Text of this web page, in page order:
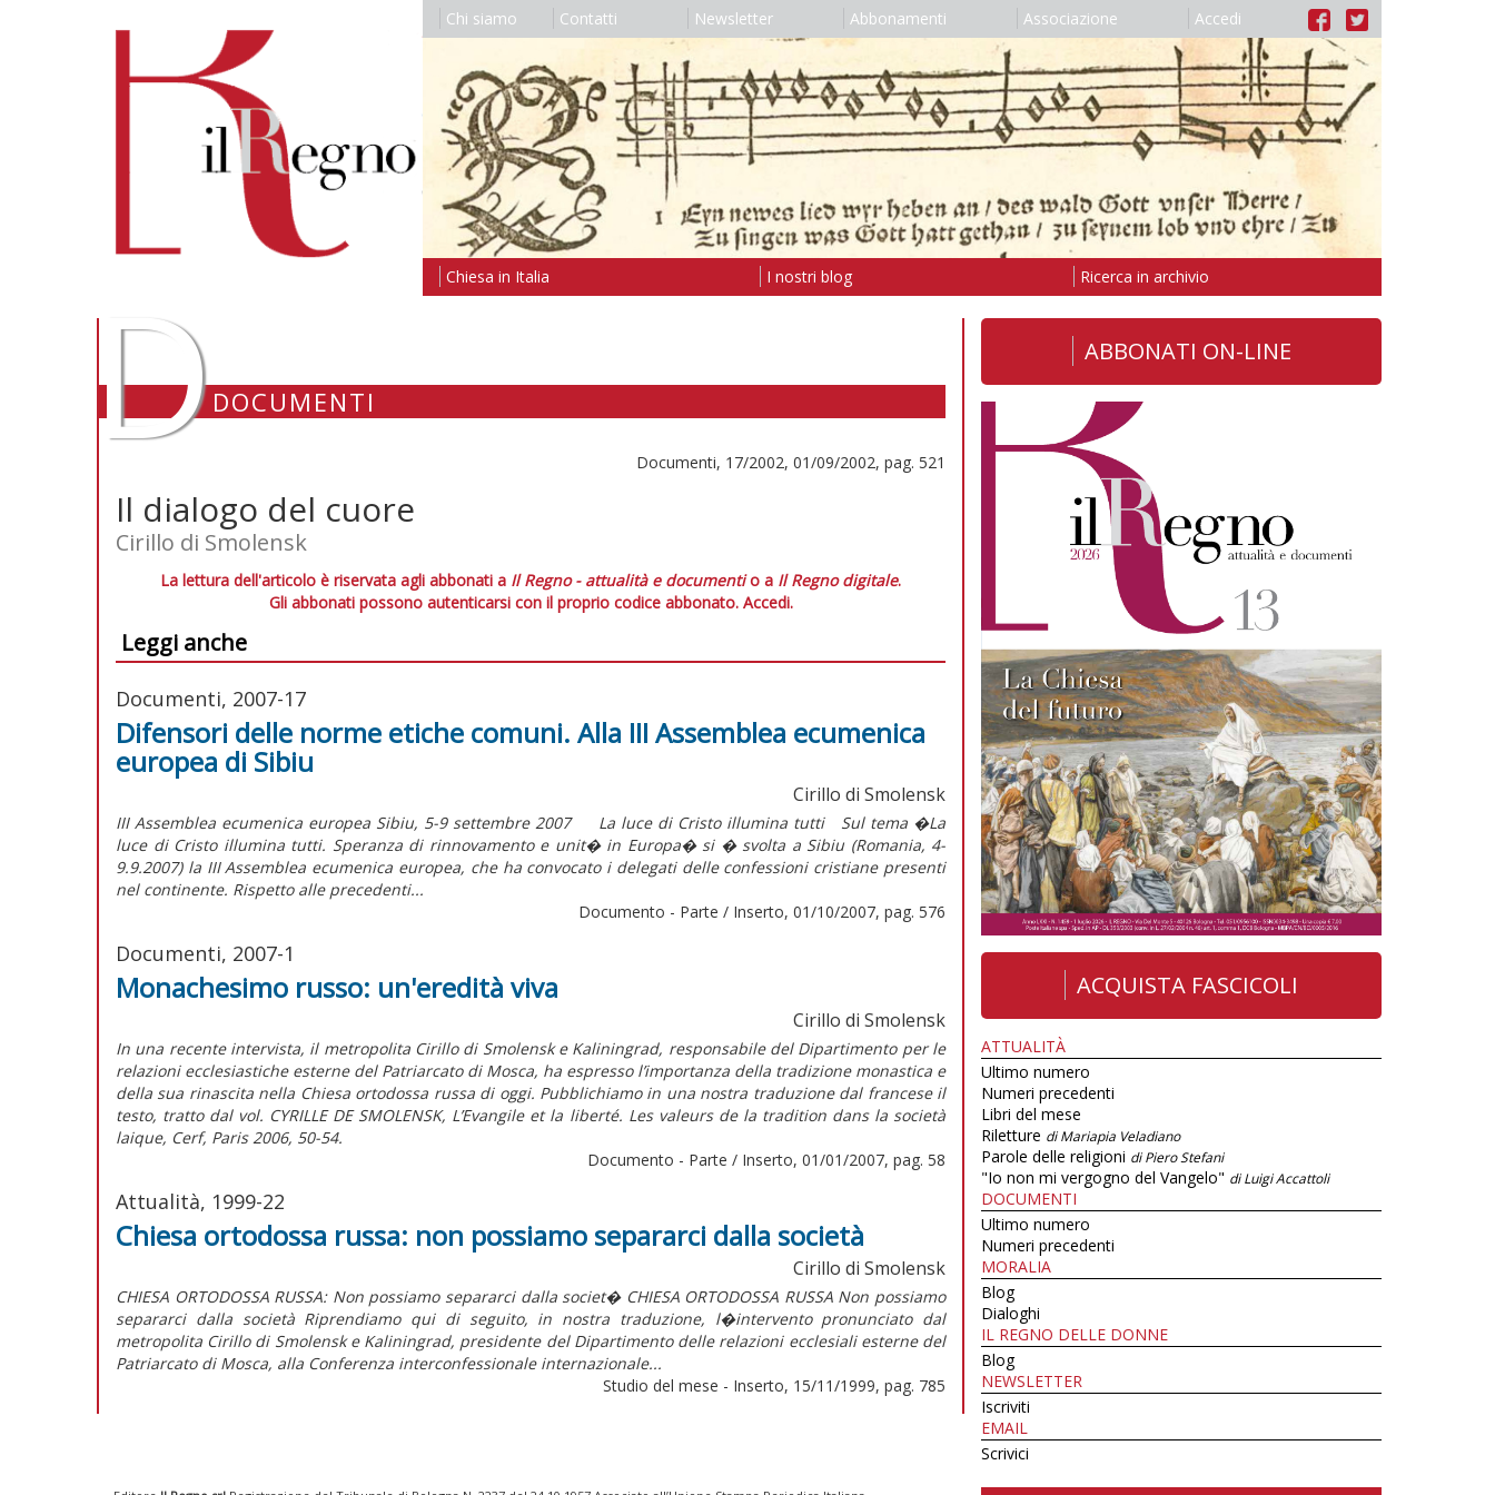
Chi siamo Contatti Newsletter Abbonamenti Associazione Accedi
Chiesa in Italia I nostri blog Ricerca in archivio
DDOCUMENTI
Documenti, 17/2002, 01/09/2002, pag. 521
Il dialogo del cuore
Cirillo di Smolensk
La lettura dell'articolo è riservata agli abbonati a Il Regno - attualità e documentio a Il Regno digitale.
Gli abbonati possono autenticarsi con il proprio codice abbonato. Accedi.
Leggi anche
Documenti, 2007-17
Difensori delle norme etiche comuni. Alla III Assemblea ecumenica
europea di Sibiu
Cirillo di Smolensk
III Assemblea ecumenica europea Sibiu, 5-9 settembre 2007 La luce di Cristo illumina tutti Sul tema �La
luce di Cristo illumina tutti. Speranza di rinnovamento e unit� in Europa� si � svolta a Sibiu (Romania, 4-
9.9.2007) la III Assemblea ecumenica europea, che ha convocato i delegati delle confessioni cristiane presenti
nel continente. Rispetto alle precedenti...
Documento - Parte / Inserto, 01/10/2007, pag. 576
Documenti, 2007-1
Monachesimo russo: un'eredità viva
Cirillo di Smolensk
In una recente intervista, il metropolita Cirillo di Smolensk e Kaliningrad, responsabile del Dipartimento per le
relazioni ecclesiastiche esterne del Patriarcato di Mosca, ha espresso l’importanza della tradizione monastica e
della sua rinascita nella Chiesa ortodossa russa di oggi. Pubblichiamo in una nostra traduzione dal francese il
testo, tratto dal vol. CYRILLE DE SMOLENSK, L’Evangile et la liberté. Les valeurs de la tradition dans la società
laique, Cerf, Paris 2006, 50-54.
Documento - Parte / Inserto, 01/01/2007, pag. 58
Attualità, 1999-22
Chiesa ortodossa russa: non possiamo separarci dalla società
Cirillo di Smolensk
CHIESA ORTODOSSA RUSSA: Non possiamo separarci dalla societ� CHIESA ORTODOSSA RUSSA Non possiamo
separarci dalla società Riprendiamo qui di seguito, in nostra traduzione, l�intervento pronunciato dal
metropolita Cirillo di Smolensk e Kaliningrad, presidente del Dipartimento delle relazioni ecclesiali esterne del
Patriarcato di Mosca, alla Conferenza interconfessionale internazionale...
Studio del mese - Inserto, 15/11/1999, pag. 785
ABBONATI ON-LINE
ACQUISTA FASCICOLI
ATTUALITÀ
Ultimo numero
Numeri precedenti
Libri del mese
Riletture di Mariapia Veladiano
Parole delle religioni di Piero Stefani
"Io non mi vergogno del Vangelo" di Luigi Accattoli
DOCUMENTI
Ultimo numero
Numeri precedenti
MORALIA
Blog
Dialoghi
IL REGNO DELLE DONNE
Blog
NEWSLETTER
Iscriviti
EMAIL
Scrivici